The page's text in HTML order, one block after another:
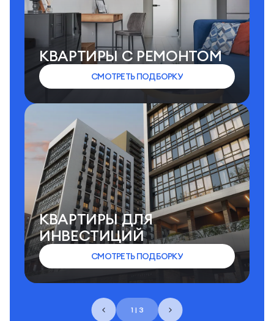
1 | 3
КВАРТИРЫ C РЕМОНТОМ
СМОТРЕТЬ ПОДБОРКУ
КВАРТИРЫ ДЛЯ
ИНВЕСТИЦИЙ
СМОТРЕТЬ ПОДБОРКУ